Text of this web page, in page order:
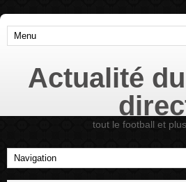
Actualité
tout le football et